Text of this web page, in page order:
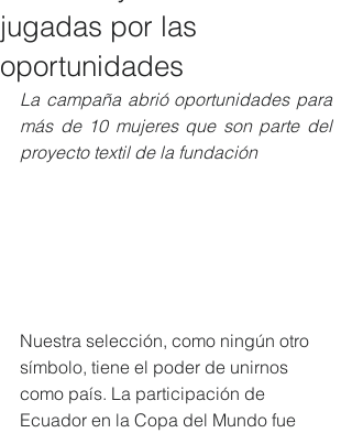
jugadas por las
oportunidades
La campaña abrió oportunidades para
más de 10 mujeres que son parte del
proyecto textil de la fundación
Nuestra selección, como ningún otro
símbolo, tiene el poder de unirnos
como país. La participación de
Ecuador en la Copa del Mundo fue